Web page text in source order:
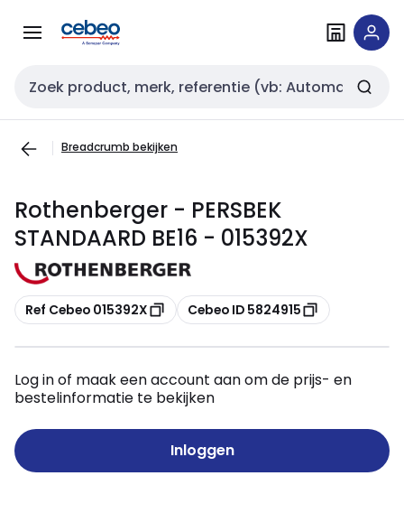
naar
naar
Zoekveld invoer
Breadcrumb bekijken
Rothenberger - PERSBEK
STANDAARD BE16 - 015392X
Kopiëren
Ref Cebeo 015392X Kopiëren
Cebeo ID 5824915
Log in of maak een account aan om de prijs- en
bestelinformatie te bekijken
Inloggen